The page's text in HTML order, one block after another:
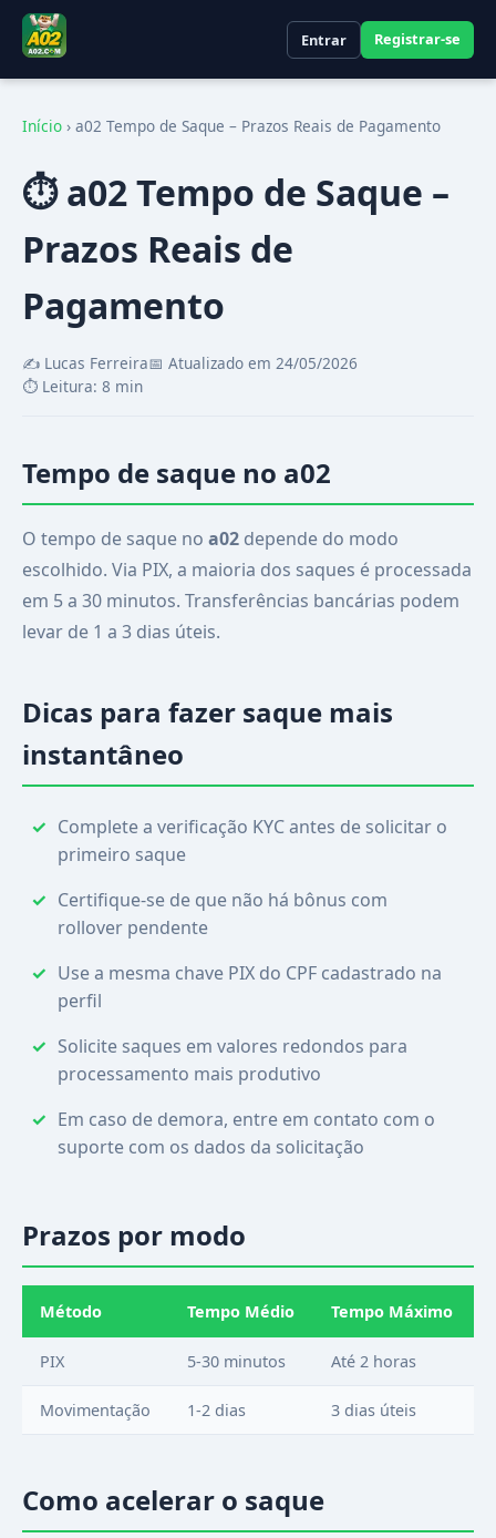
Entrar Registrar-se
Início › a02 Tempo de Saque – Prazos Reais de Pagamento
⏱️ a02 Tempo de Saque –
Prazos Reais de
Pagamento
✍️ Lucas Ferreira📅 Atualizado em 24/05/2026
⏱️ Leitura: 8 min
Tempo de saque no a02
O tempo de saque no a02 depende do modo
escolhido. Via PIX, a maioria dos saques é processada
em 5 a 30 minutos. Transferências bancárias podem
levar de 1 a 3 dias úteis.
Dicas para fazer saque mais
instantâneo
Complete a verificação KYC antes de solicitar o
primeiro saque
Certifique-se de que não há bônus com
rollover pendente
Use a mesma chave PIX do CPF cadastrado na
perfil
Solicite saques em valores redondos para
processamento mais produtivo
Em caso de demora, entre em contato com o
suporte com os dados da solicitação
Prazos por modo
Método Tempo Médio Tempo Máximo
PIX 5-30 minutos Até 2 horas
Movimentação 1-2 dias 3 dias úteis
Como acelerar o saque